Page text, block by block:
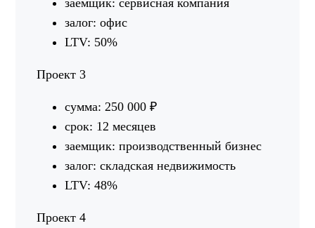
залог: офис
LTV: 50%
Проект 3
сумма: 250 000 ₽
срок: 12 месяцев
заемщик: производственный бизнес
залог: складская недвижимость
LTV: 48%
Проект 4